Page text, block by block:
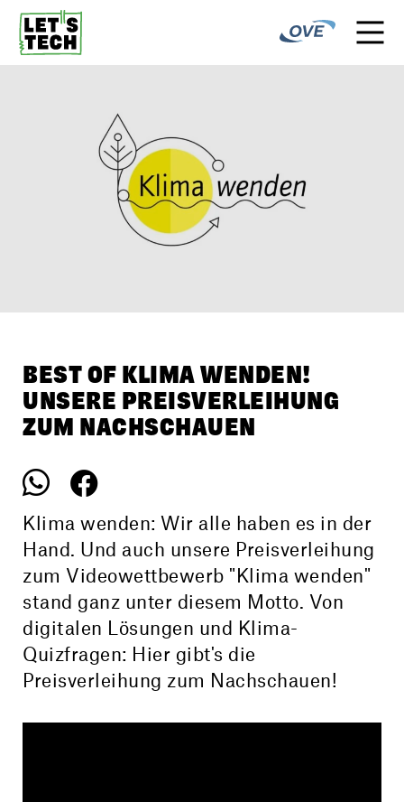
BEST OF KLIMA WENDEN!
UNSERE PREISVERLEIHUNG
ZUM NACHSCHAUEN
Klima wenden: Wir alle haben es in der
Hand. Und auch unsere Preisverleihung
zum Videowettbewerb "Klima wenden"
stand ganz unter diesem Motto. Von
digitalen Lösungen und Klima-
Quizfragen: Hier gibt's die
Preisverleihung zum Nachschauen!